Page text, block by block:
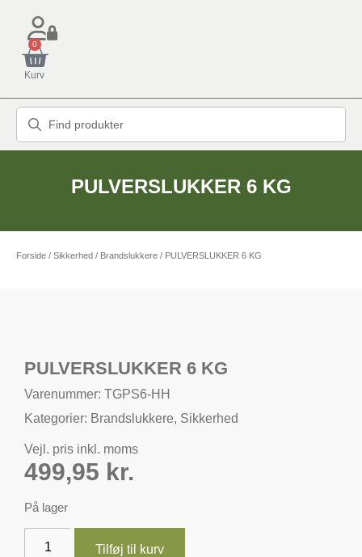
0
Kurv
PULVERSLUKKER 6 KG
Forside / Sikkerhed / Brandslukkere / PULVERSLUKKER 6 KG
PULVERSLUKKER 6 KG
Varenummer: TGPS6-HH
Kategorier: Brandslukkere, Sikkerhed
Vejl. pris inkl. moms
499,95 kr.
På lager
Tilføj til kurv